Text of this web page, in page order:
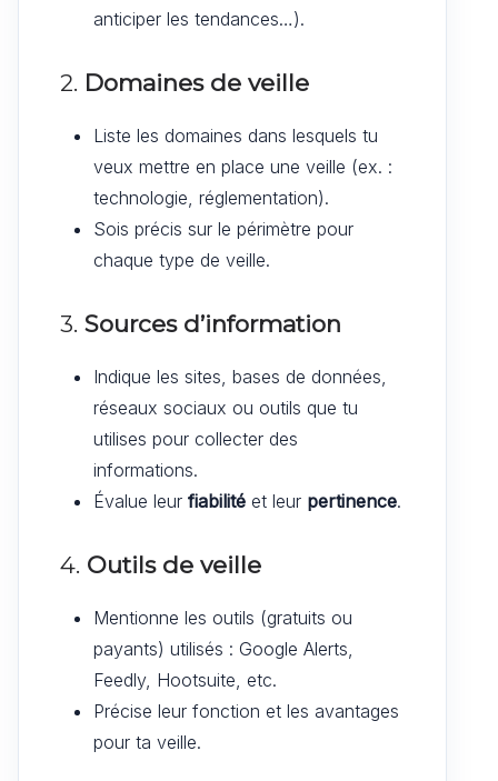
anticiper les tendances…).
2. Domaines de veille
Liste les domaines dans lesquels tu
veux mettre en place une veille (ex. :
technologie, réglementation).
Sois précis sur le périmètre pour
chaque type de veille.
3. Sources d’information
Indique les sites, bases de données,
réseaux sociaux ou outils que tu
utilises pour collecter des
informations.
Évalue leur fiabilité et leur pertinence.
4. Outils de veille
Mentionne les outils (gratuits ou
payants) utilisés : Google Alerts,
Feedly, Hootsuite, etc.
Précise leur fonction et les avantages
pour ta veille.